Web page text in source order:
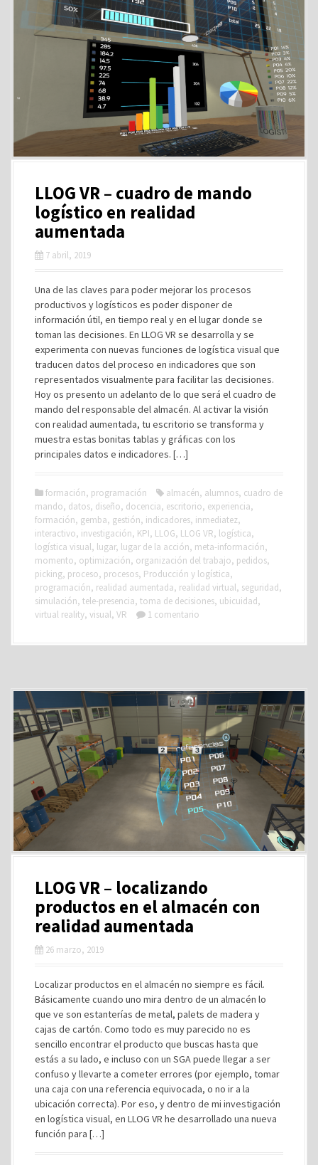
LLOG VR – cuadro de mando
logístico en realidad
aumentada
7 abril, 2019
Una de las claves para poder mejorar los procesos
productivos y logísticos es poder disponer de
información útil, en tiempo real y en el lugar donde se
toman las decisiones. En LLOG VR se desarrolla y se
experimenta con nuevas funciones de logística visual que
traducen datos del proceso en indicadores que son
representados visualmente para facilitar las decisiones.
Hoy os presento un adelanto de lo que será el cuadro de
mando del responsable del almacén. Al activar la visión
con realidad aumentada, tu escritorio se transforma y
muestra estas bonitas tablas y gráficas con los
principales datos e indicadores. […]
formación, programación almacén, alumnos, cuadro de
mando, datos, diseño, docencia, escritorio, experiencia,
formación, gemba, gestión, indicadores, inmediatez,
interactivo, investigación, KPI, LLOG, LLOG VR, logística,
logística visual, lugar, lugar de la acción, meta-información,
momento, optimización, organización del trabajo, pedidos,
picking, proceso, procesos, Producción y logística,
programación, realidad aumentada, realidad virtual, seguridad,
simulación, tele-presencia, toma de decisiones, ubicuidad,
virtual reality, visual, VR 1 comentario
LLOG VR – localizando
productos en el almacén con
realidad aumentada
26 marzo, 2019
Localizar productos en el almacén no siempre es fácil.
Básicamente cuando uno mira dentro de un almacén lo
que ve son estanterías de metal, palets de madera y
cajas de cartón. Como todo es muy parecido no es
sencillo encontrar el producto que buscas hasta que
estás a su lado, e incluso con un SGA puede llegar a ser
confuso y llevarte a cometer errores (por ejemplo, tomar
una caja con una referencia equivocada, o no ir a la
ubicación correcta). Por eso, y dentro de mi investigación
en logística visual, en LLOG VR he desarrollado una nueva
función para […]